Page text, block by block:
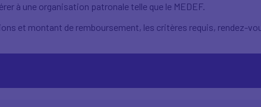
à une organisation patronale telle que le MEDEF.
et montant de remboursement, les critères requis, rendez-